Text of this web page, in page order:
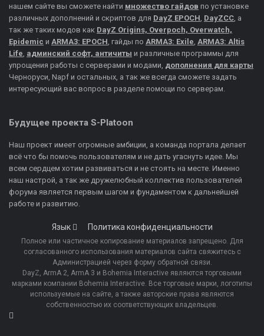
нашем сайте вы сможете найти множество гайдов по установке
различных дополнений и скриптов для DayZ EPOCH, DayZCC, а
так же таких модов как DayZ Origins, Overpoch, Overwatch,
Epidemic и ARMA3: EPOCH, гайды по ARMA3: Exile, ARMA3: Altis
Life, админский софт, античиты и различные программы для
упрощения работы с серверами и модами, дополнения для карты
Черноруси, Napf и остальных, а так же всегда сможете задать
интересующий вас вопрос в разделе помощи по серверам.
Будущее проекта S-Platoon
Наш проект имеет огромные амбиции, а команда портала делает
всё что бы помочь пользователям и не дать угаснуть идее. Мы
всем сердцем хотим развиваться и не стоять на месте. Именно
наш настрой, а так же дружелюбный коллектив пользователей
форума является первым шагом и фундаментом к дальнейшей
работе и развитию.
Язык Политика конфиденциальности
Полное или частичное копирование материалов запрещено. Для
согласованного использования материалов сайта свяжитесь с
Администрацией через форму обратной связи.
DayZ, ArmA 2, ArmA 3 и Bohemia Interactive являются торговыми
марками компании Bohemia Interactive. Все торговые марки, логотипы
используемые на сайте, а также авторские права являются
собственностью их соответствующих владельцев.